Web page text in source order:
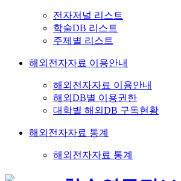
전자저널 리스트
학술DB 리스트
주제별 리스트
해외전자자료 이용안내
해외전자자료 이용안내
해외DB별 이용권한
대학별 해외DB 구독현황
해외전자자료 통계
해외전자자료 통계